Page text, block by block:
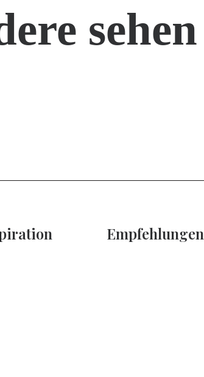
sehen
Empfehlungen